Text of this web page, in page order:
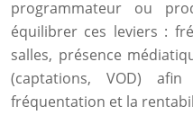
programmateur ou
équilibrer ces leviers :
salles, présence
(captations, VOD)
fréquentation et la